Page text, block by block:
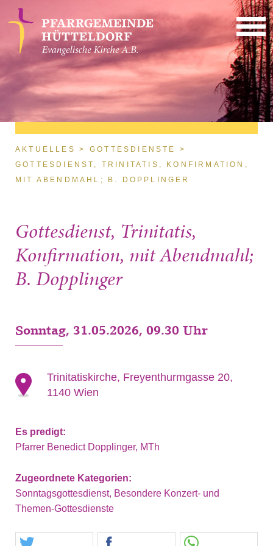
Direkt zum Inhalt
Sie sind hier
AKTUELLES
GOTTESDIENSTE
GOTTESDIENST, TRINITATIS, KONFIRMATION,
MIT ABENDMAHL; B. DOPPLINGER
Gottesdienst, Trinitatis,
Konfirmation, mit Abendmahl;
B. Dopplinger
Sonntag, 31.05.2026, 09.30 Uhr
Trinitatiskirche, Freyenthurmgasse 20,
1140 Wien
Es predigt:
Pfarrer Benedict Dopplinger, MTh
Zugeordnete Kategorien:
Sonntagsgottesdienst, Besondere Konzert- und
Themen-Gottesdienste